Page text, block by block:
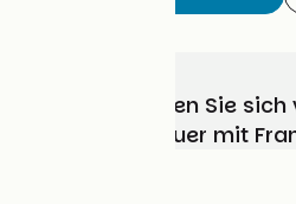
Wählen, bereiten Sie
Ihr Radabenteuer mit